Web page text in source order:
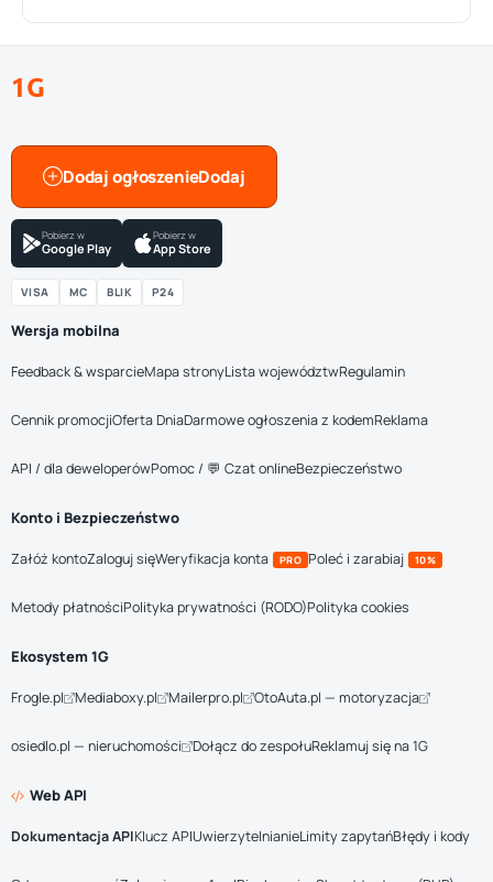
1G
Dodaj ogłoszenie
Pobierz w
Google Play
Pobierz w
App Store
VISA MC BLIK P24
Wersja mobilna
Feedback & wsparcieMapa stronyLista województwRegulamin
Cennik promocjiOferta DniaDarmowe ogłoszenia z kodemReklama
API / dla deweloperówPomoc / 💬 Czat onlineBezpieczeństwo
Konto i Bezpieczeństwo
Załóż kontoZaloguj sięWeryfikacja konta PRO Poleć i zarabiaj 10%
Metody płatnościPolityka prywatności (RODO)Polityka cookies
Ekosystem 1G
Frogle.pl Mediaboxy.pl Mailerpro.pl OtoAuta.pl — motoryzacja
osiedlo.pl — nieruchomości Dołącz do zespołuReklamuj się na 1G
Web API
Dokumentacja APIKlucz APIUwierzytelnianieLimity zapytańBłędy i kody